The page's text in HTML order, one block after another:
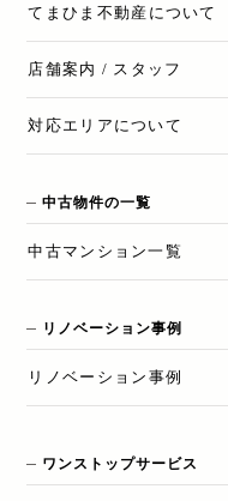
てまひま不動産 について
店舗案内 / スタッフ
対応エリアについて
中古物件の一覧
中古マンション一覧
リノベーション事例
リノベーション 事例
ワンストップサービス